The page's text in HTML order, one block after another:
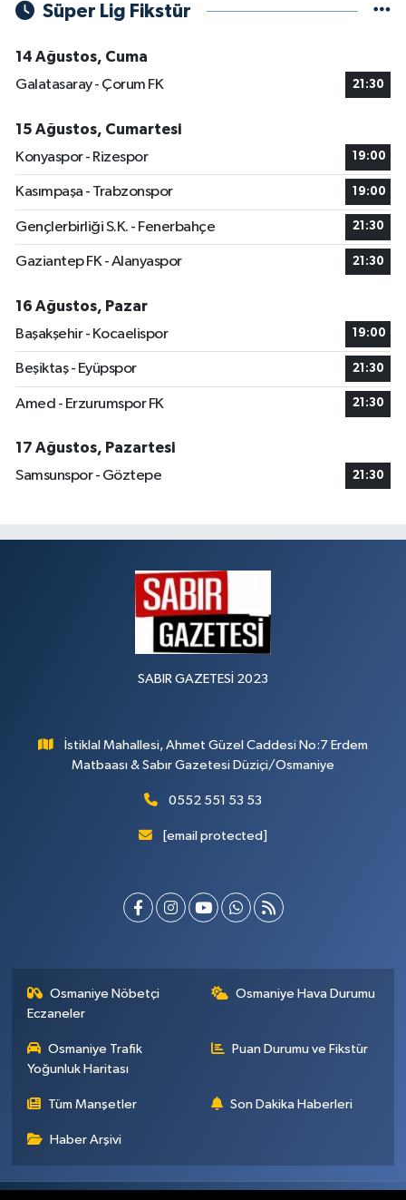
Süper Lig Fikstür
14 Ağustos, Cuma
Galatasaray - Çorum FK
21:30
15 Ağustos, Cumartesi
Konyaspor - Rizespor
19:00
Kasımpaşa - Trabzonspor 19:00
Gençlerbirliği S.K. - Fenerbahçe 21:30
Gaziantep FK - Alanyaspor 21:30
16 Ağustos, Pazar
Başakşehir - Kocaelispor
19:00
Beşiktaş - Eyüpspor 21:30
Amed - Erzurumspor FK 21:30
17 Ağustos, Pazartesi
Samsunspor - Göztepe
21:30
SABIR GAZETESİ 2023
İstiklal Mahallesi, Ahmet Güzel Caddesi No:7 Erdem
Matbaası & Sabır Gazetesi Düziçi/Osmaniye
0552 551 53 53
[email protected]
Osmaniye Nöbetçi
Eczaneler
Osmaniye Hava Durumu
Osmaniye Trafik
Yoğunluk Haritası
Puan Durumu ve Fikstür
Tüm Manşetler Son Dakika Haberleri
Haber Arşivi